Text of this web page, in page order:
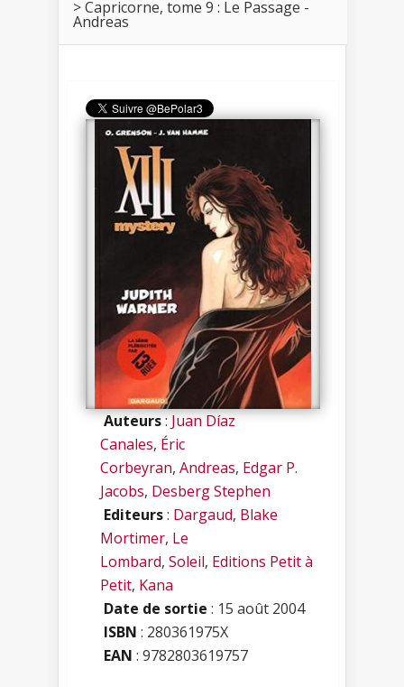
Capricorne, tome 9 : Le Passage -
Andreas
Auteurs:Juan Díaz
Canales, Éric
Corbeyran, Andreas, Edgar P.
Jacobs, Desberg Stephen
Editeurs: Dargaud, Blake
Mortimer, Le
Lombard, Soleil, Editions Petit à
Petit, Kana
Date de sortie : 15 août 2004
ISBN : 280361975X
EAN : 9782803619757